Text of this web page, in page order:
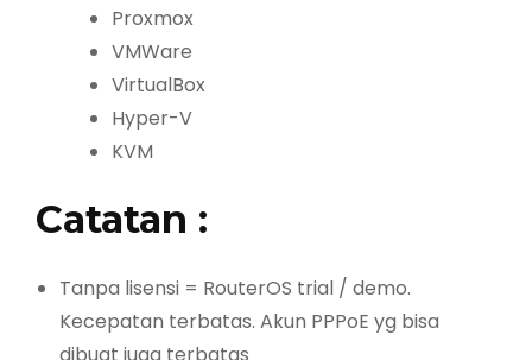
Proxmox
VMWare
VirtualBox
Hyper-V
KVM
Catatan :
Tanpa lisensi = RouterOS trial / demo.
Kecepatan terbatas. Akun PPPoE yg bisa